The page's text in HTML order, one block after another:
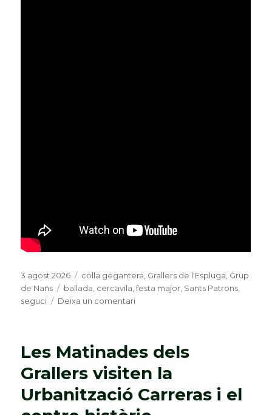
Publicat
el
3 agost 2026 Categories
colla gegantera, Grallers de l'Espluga, Grup
de Nans
Etiquetes
ballada, cercavila,festa major, Sants Patrons,
seguci
Deixa un comentari
Sants
Patrons
i
la
ballada
Les Matinades dels
Grallers visiten la
Urbanització Carreras i el